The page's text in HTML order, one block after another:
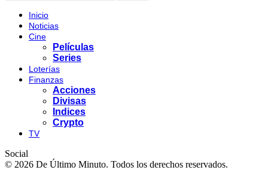
Inicio
Noticias
Cine
Películas
Series
Loterías
Finanzas
Acciones
Divisas
Indices
Crypto
TV
Social
© 2026 De Último Minuto. Todos los derechos reservados.